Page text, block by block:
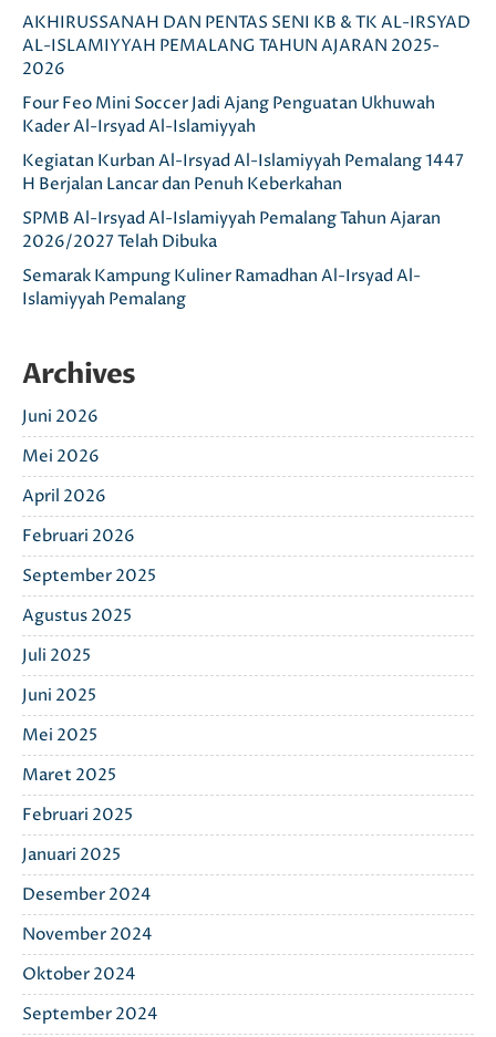
AKHIRUSSANAH DAN PENTAS SENI KB & TK AL-IRSYAD
AL-ISLAMIYYAH PEMALANG TAHUN AJARAN 2025-
2026
Four Feo Mini Soccer Jadi Ajang Penguatan Ukhuwah
Kader Al-Irsyad Al-Islamiyyah
Kegiatan Kurban Al-Irsyad Al-Islamiyyah Pemalang 1447
H Berjalan Lancar dan Penuh Keberkahan
SPMB Al-Irsyad Al-Islamiyyah Pemalang Tahun Ajaran
2026/2027 Telah Dibuka
Semarak Kampung Kuliner Ramadhan Al-Irsyad Al-
Islamiyyah Pemalang
Archives
Juni 2026
Mei 2026
April 2026
Februari 2026
September 2025
Agustus 2025
Juli 2025
Juni 2025
Mei 2025
Maret 2025
Februari 2025
Januari 2025
Desember 2024
November 2024
Oktober 2024
September 2024